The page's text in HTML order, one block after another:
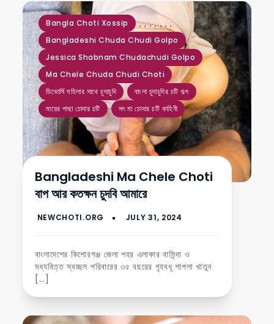
Bangla Choti Xossip ,
Bangladeshi Chuda Chudi Golpo
,
Jessica Shabnam Chudachudi Golpo
,
Ma Chele Chuda Chudi Choti
,
ডিভোর্সি মহিলার সাথে চুদাচুদি
,
বাংলা চুদাচুদির চটি গল্প
,
মায়ের পাছা চোদার চটি
,
সৎ মা চোদার চটি কাহিনী
Bangladeshi Ma Chele Choti
বাপ আর কতক্ষন চুদবি আমারে
বাংলাদেশের কিশোরগঞ্জ জেলা শহর এলাকার বাসিন্দা ও
মধ্যবিত্ত স্বচ্ছল পরিবারের ৩৫ বছরের গৃহবধূ শাপলা খাতুন
[…]